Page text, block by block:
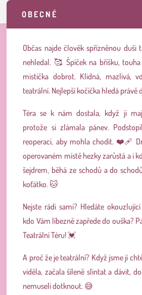
OBECNÉ
Občas najde člověk spřízněnou duši
nehledal. 🥰 Špíček na bříšku,
mistička dobrot. Klidná, mazlivá,
teatrální. Nejlepší kočička hledá právě
Téra se k nám dostala, když ji
protože si zlámala pánev.
reoperaci, aby mohla chodit. ❤️‍🩹
operovaném místě hezky zarůstá a i
šejdrem, běhá ze schodů a do
koťátko. 🐱
Nejste rádi sami? Hledáte
kdo Vám líbezně zapřede do ouška?
Teatrální Téru! 💓
A proč že je teatrální? Když jsme jí
viděla, začala šíleně slintat a dávit,
nemuseli dotknout. 😅